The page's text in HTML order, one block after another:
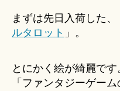
まずは先日入荷した、
ルタロット 」。
とにかく絵が綺麗です
「ファンタジーゲー